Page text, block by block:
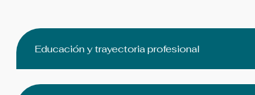
Educación y trayectoria profesional